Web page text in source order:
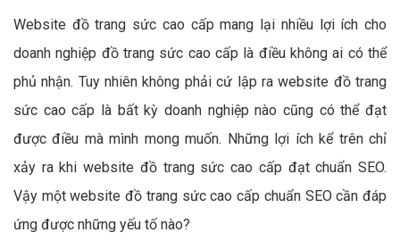
Website đồ trang sức cao cấp mang lại nhiều lợi ích cho
doanh nghiệp đồ trang sức cao cấp là điều không ai có thể
phủ nhận. Tuy nhiên không phải cứ lập ra website đồ trang
sức cao cấp là bất kỳ doanh nghiệp nào cũng có thể đạt
được điều mà mình mong muốn. Những lợi ích kể trên chỉ
xảy ra khi website đồ trang sức cao cấp đạt chuẩn SEO.
Vậy một website đồ trang sức cao cấp chuẩn SEO cần đáp
ứng được những yếu tố nào?